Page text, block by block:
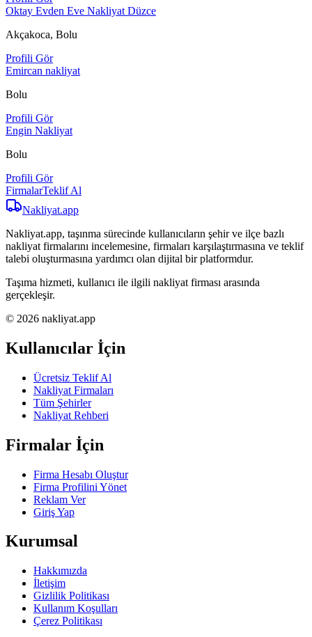
Oktay Evden Eve Nakliyat Düzce
Akçakoca, Bolu
Profili Gör
Emircan nakliyat
Bolu
Profili Gör
Engin Nakliyat
Bolu
Profili Gör
FirmalarTeklif Al
Nakliyat.app
Nakliyat.app, taşınma sürecinde kullanıcıların şehir ve ilçe bazlı
nakliyat firmalarını incelemesine, firmaları karşılaştırmasına ve teklif
talebi oluşturmasına yardımcı olan dijital bir platformdur.
Taşıma hizmeti, kullanıcı ile ilgili nakliyat firması arasında
gerçekleşir.
© 2026 nakliyat.app
Kullanıcılar İçin
Ücretsiz Teklif Al
Nakliyat Firmaları
Tüm Şehirler
Nakliyat Rehberi
Firmalar İçin
Firma Hesabı Oluştur
Firma Profilini Yönet
Reklam Ver
Giriş Yap
Kurumsal
Hakkımızda
İletişim
Gizlilik Politikası
Kullanım Koşulları
Çerez Politikası